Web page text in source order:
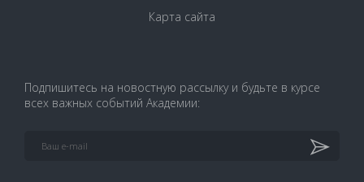
Карта сайта
Подпишитесь на новостную рассылку и будьте в курсе
всех важных событий Академии: